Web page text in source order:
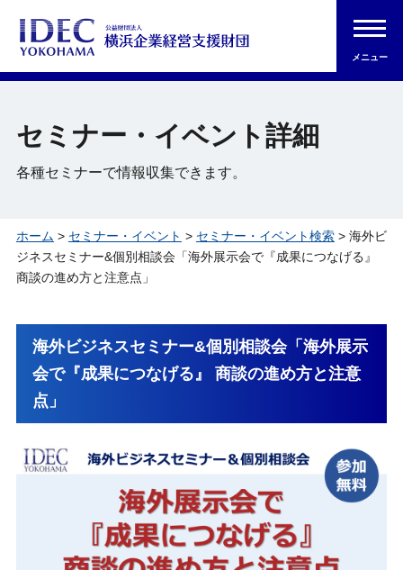
メニュー
セミナー・イベント詳細
各種セミナーで情報収集できます。
ホーム > セミナー・イベント > セミナー・イベント検索> 海外ビ
ジネスセミナー&個別相談会「海外展示会で『成果につなげる』
商談の進め方と注意点」
海外ビジネスセミナー&個別相談会「海外展示
会で『成果につなげる』 商談の進め方と注意
点」